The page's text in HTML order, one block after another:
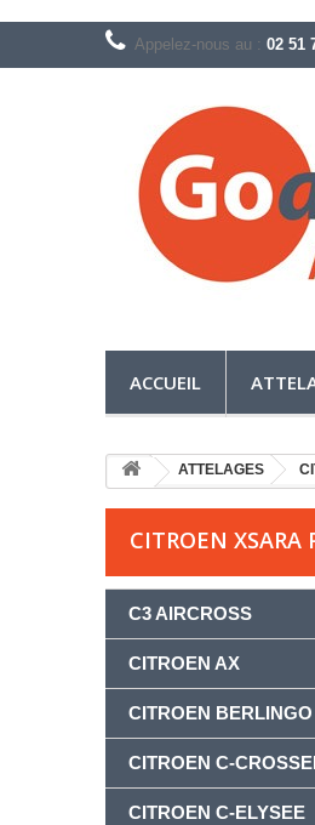
Appelez-nous au : 02 51
ACCUEIL
ATTELAGES
CITROEN XSARA
C3 AIRCROSS
CITROEN AX
CITROEN BERLINGO
CITROEN C-
CITROEN C-ELYSEE